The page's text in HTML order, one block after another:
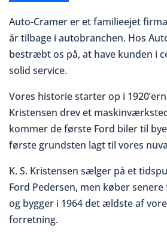
Auto-Cramer er et familieejet
år tilbage i autobranchen. Hos
bestræbt os på, at have kunden i
solid service.
Vores historie starter op i
Kristensen drev et
kommer de første Ford biler til
første grundsten lagt til vores
K. S. Kristensen sælger på et
Ford Pedersen, men køber
og bygger i 1964 det ældste af
forretning.